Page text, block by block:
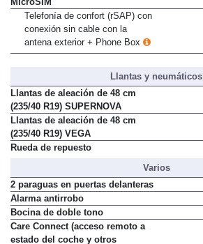
MicroSIM
Telefonía de confort (rSAP) con
conexión sin cable con la
antena exterior + Phone Box
Llantas y neumáticos
Llantas de aleación de 48 cm
(235/40 R19) SUPERNOVA
Llantas de aleación de 48 cm
(235/40 R19) VEGA
Varios
2 paraguas en puertas delanteras
Alarma antirrobo
Bocina de doble tono
Care Connect (acceso remoto a